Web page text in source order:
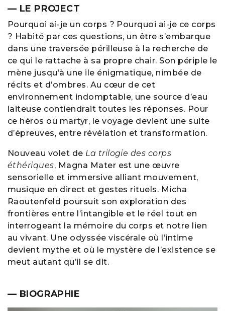
— LE PROJECT
Pourquoi ai-je un corps ? Pourquoi ai-je ce corps
? Habité par ces questions, un être s’embarque
dans une traversée périlleuse à la recherche de
ce qui le rattache à sa propre chair. Son périple le
mène jusqu’à une ile énigmatique, nimbée de
récits et d’ombres. Au cœur de cet
environnement indomptable, une source d’eau
laiteuse contiendrait toutes les réponses. Pour
ce héros ou martyr, le voyage devient une suite
d’épreuves, entre révélation et transformation.
Nouveau volet de La trilogie des corps
éthériques, Magna Mater est une œuvre
sensorielle et immersive alliant mouvement,
musique en direct et gestes rituels. Micha
Raoutenfeld poursuit son exploration des
frontières entre l’intangible et le réel tout en
interrogeant la mémoire du corps et notre lien
au vivant. Une odyssée viscérale où l’intime
devient mythe et où le mystère de l’existence se
meut autant qu’il se dit.
— BIOGRAPHIE